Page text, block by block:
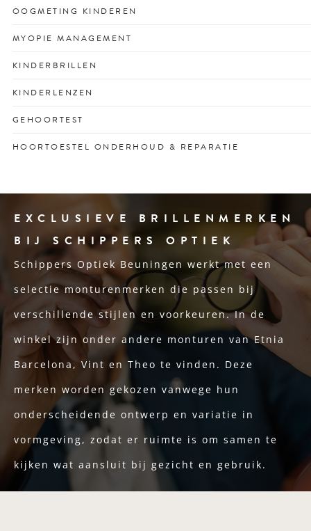
unieke kijkgedrag.
OOGMETING KINDEREN
schoolprestaties met vertrouwen.
MYOPIE MANAGEMENT
lenzen of glazen.
KINDERBRILLEN
passend bij elk gezicht en karakter.
KINDERLENZEN
ogen.
GEHOORTEST
HOORTOESTEL ONDERHOUD & REPARATIE
EXCLUSIEVE BRILLENMERKEN
BIJ SCHIPPERS OPTIEK
Schippers Optiek Beuningen werkt met een
selectie monturenmerken die passen bij
verschillende stijlen en voorkeuren. In de
winkel zijn onder andere monturen van Etnia
Barcelona, Vint en Theo te vinden. Deze
merken worden gekozen vanwege hun
onderscheidende ontwerp en variatie in
vormgeving, zodat er ruimte is om samen te
kijken wat aansluit bij gezicht en gebruik.